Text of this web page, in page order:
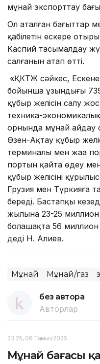
мұнай экспорттау
Ол аталған бағыттар
қабілетін ескере
Каспий тасымалдау
салғанын атап өтті.
«ҚКТЖ сәйкес,
бойынша ұзындығы
құбыр желісін салу
техника-экономикалық
орнында мұнай айдау
Өзен-Ақтау құбыр
терминалы мен жаңа
портын қайта өңдеу
құбыр желісінің
Грузия мен Түркияға
береді. Бастапқы
жылына 23-25
болашақта 56 миллион
деді Н. Алиев.
Мұнай Мұнай/газ
без автора
Авторлар
23:25, 06 Тамыз 2026
Мұнай бағасы